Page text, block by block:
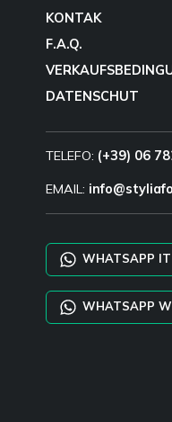
KONTAK
F.A.Q.
DATENSCHUT
TELEFO: (+39) 06
EMAIL:
WHATSAPP IT
WHATSAPP